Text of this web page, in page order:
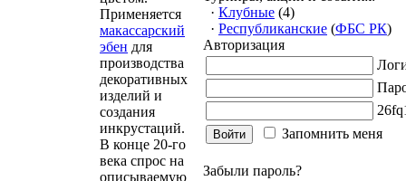
Применяется
макассарский
эбен для
производства
декоративных
изделий и
создания
инкрустаций.
В конце 20-го
века спрос на
описываемую
· Клубные (4)
· Республиканские (ФБС РК)
Авторизация
Запомнить меня
Забыли пароль?